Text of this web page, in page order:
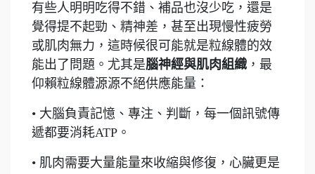
有些人明明吃得不錯、補品也沒少吃，還是
覺得提不起勁、精神差，甚至出現慢性疲勞
或肌肉無力，這時候很可能就是粒線體的效
能出了問題。尤其是腦神經與肌肉組織 ，最
仰賴粒線體源源不絕供應能量：
• 大腦負責記憶、專注、判斷，每一個訊號傳
遞都要消耗ATP。
• 肌肉需要大量能量來收縮與修復，心臟更是